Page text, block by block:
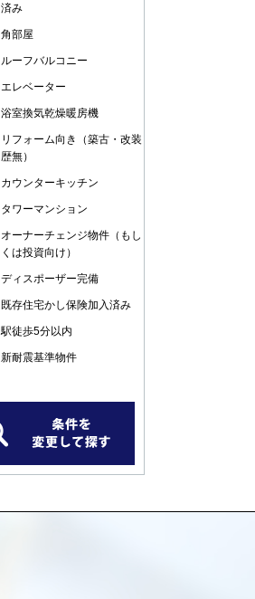
済み
角部屋
ルーフバルコニー
エレベーター
浴室換気乾燥暖房機
リフォーム向き（築古・改装
歴無）
カウンターキッチン
タワーマンション
オーナーチェンジ物件（もし
くは投資向け）
ディスポーザー完備
既存住宅かし保険加入済み
駅徒歩5分以内
新耐震基準物件